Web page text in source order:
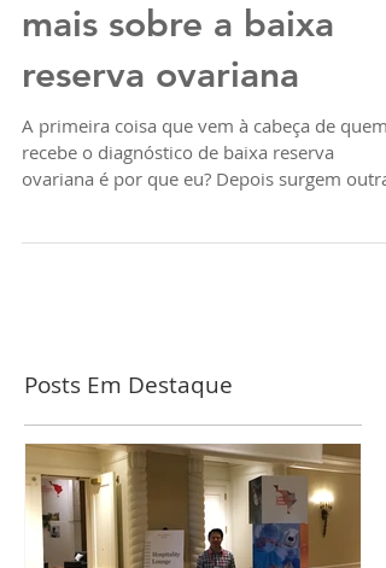
mais sobre a baixa
reserva ovariana
A primeira coisa que vem à cabeça de quem
ovariana é por que eu? Depois surgem outras
Posts Em Destaque